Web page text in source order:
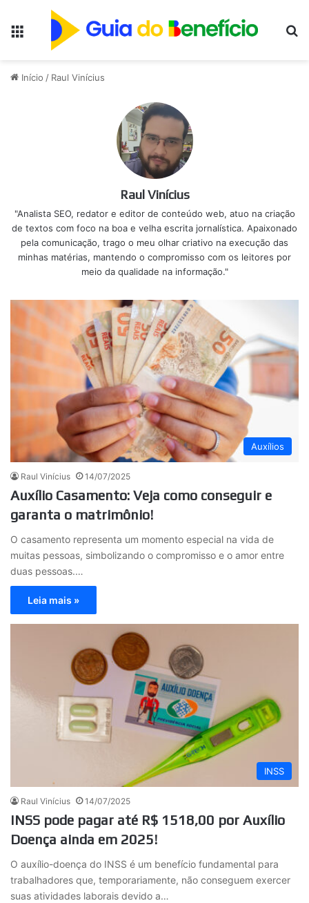
Início / Raul Vinícius
Raul Vinícius
"Analista SEO, redator e editor de conteúdo web, atuo na criação
de textos com foco na boa e velha escrita jornalística. Apaixonado
pela comunicação, trago o meu olhar criativo na execução das
minhas matérias, mantendo o compromisso com os leitores por
meio da qualidade na informação."
Auxílios
Raul Vinícius 14/07/2025
Auxílio Casamento: Veja como conseguir e
garanta o matrimônio!
O casamento representa um momento especial na vida de
muitas pessoas, simbolizando o compromisso e o amor entre
duas pessoas.…
Leia mais »
INSS
Raul Vinícius 14/07/2025
INSS pode pagar até R$ 1518,00 por Auxílio
Doença ainda em 2025!
O auxílio-doença do INSS é um benefício fundamental para
trabalhadores que, temporariamente, não conseguem exercer
suas atividades laborais devido a…